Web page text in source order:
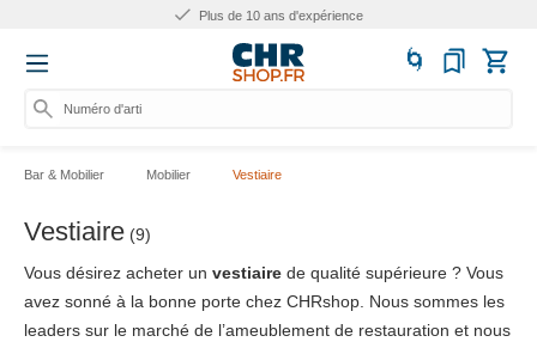
Plus de 10 ans d'expérience
Numéro d'article,
Bar & Mobilier Mobilier Vestiaire
Vestiaire (9)
Vous désirez acheter un vestiaire de qualité supérieure ? Vous
avez sonné à la bonne porte chez CHRshop. Nous sommes les
leaders sur le marché de l’ameublement de restauration et nous